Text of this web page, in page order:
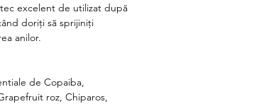
excelent de utilizat după
doriți să sprijiniți
anilor.
de Copaiba,
roz, Chiparos,